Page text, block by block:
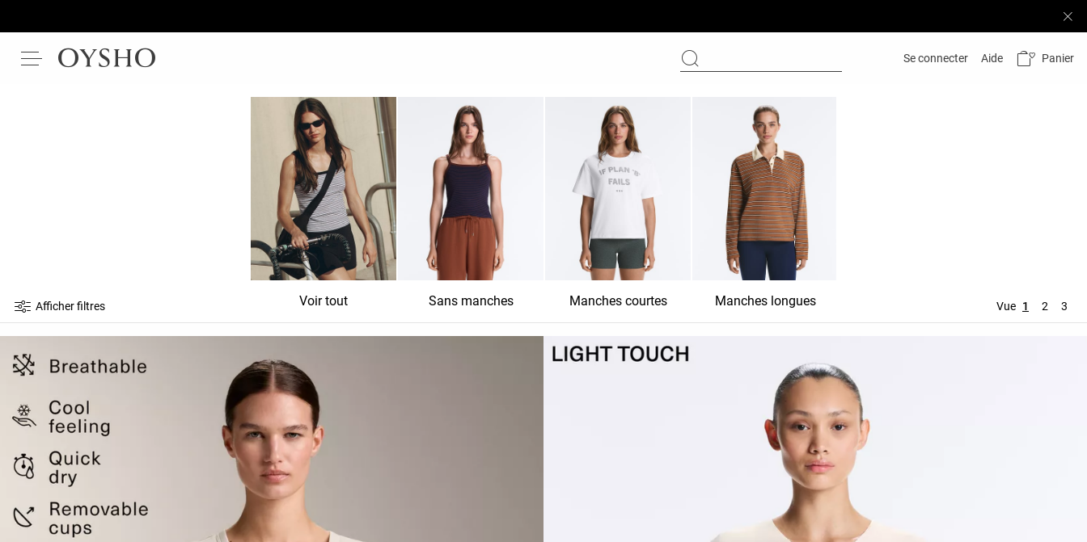
Se connecter Aide Panier
Afficher filtres Voir tout Sans manches Manches courtes Manches longues Vue 1 2 3